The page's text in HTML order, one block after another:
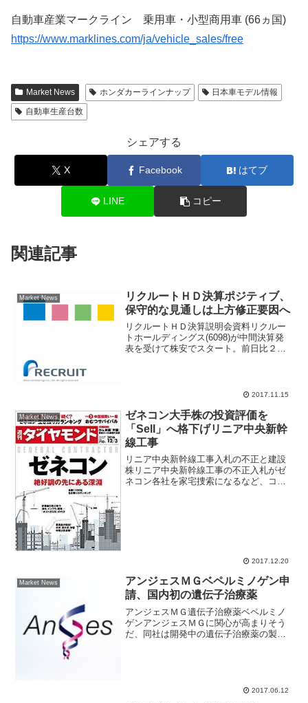
自動車産業マークライン 乗用車・小型商用車 (66ヵ国)
https://www.marklines.com/ja/vehicle_sales/free
Market News ホンダカーラインナップ
日本車モデル情報
自動車生産台数
シェアする
X Facebook はてブ
LINE コピー
関連記事
Market News
リクルートＨＤ決算ポジティブ、
保守的な見通しは上方修正要因へ
リクルートＨＤ決算説明会資料リクルー
トホールディングス(6098)が中間決算発
表を受けて株安でスタート。前日比２９
2017.11.15
Market News
ゼネコン大手株の投資評価を
「Sell」へ格下げリニア中央新幹
線工事
リニア中央新幹線工事入札の不正と建設
株リニア中央新幹線工事の不正入札がゼ
ネコン各社を家宅捜索になるなど、コー
2017.12.20
Market News
アンジェスＭＧベペルミノゲン申
請、国内初の遺伝子治療薬
アンジェスＭＧ遺伝子治療薬ベペルミノ
ゲンアンジェスＭＧに関心が高まりそう
だ、同社は開発中の遺伝子治療薬の製造
2017.06.12